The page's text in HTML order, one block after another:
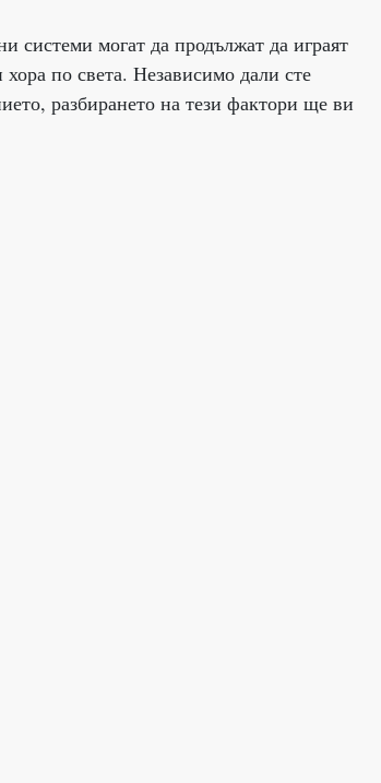
системи могат да продължат да играят
по света. Независимо дали сте
разбирането на тези фактори ще ви